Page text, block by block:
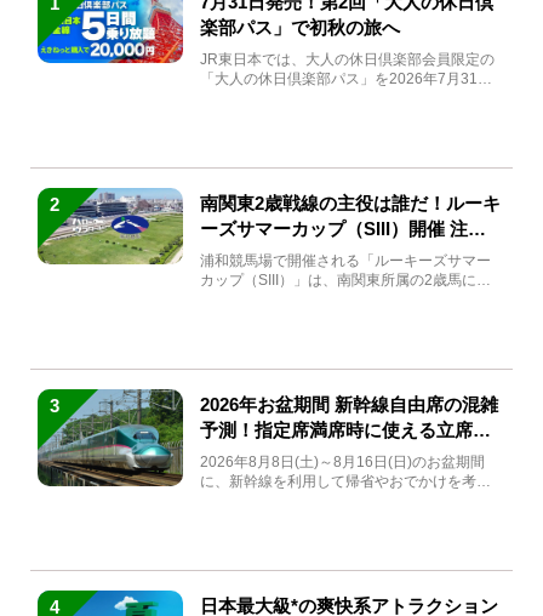
楽部パス」で初秋の旅へ
JR東日本では、大人の休日倶楽部会員限定の
「大人の休日倶楽部パス」を2026年7月31日
2
南関東2歳戦線の主役は誰だ！ルーキ
ーズサマーカップ（SIII）開催 注目
馬と見どころをチェック
浦和競馬場で開催される「ルーキーズサマー
カップ（SIII）」は、南関東所属の2歳馬によ
3
2026年お盆期間 新幹線自由席の混雑
予測！指定席満席時に使える立席特
急券も解説
2026年8月8日(土)～8月16日(日)のお盆期間
に、新幹線を利用して帰省やおでかけを考え
4
日本最大級*の爽快系アトラクション